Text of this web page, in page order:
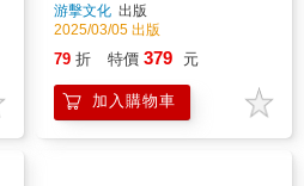
游擊文化 出版
2025/03/05 出版
79 折 特價 379 元
加入購物車